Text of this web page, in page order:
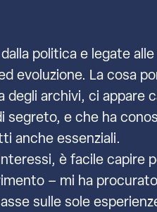
politica e legate alle
evoluzione. La cosa
archivi, ci appare
segreto, e che ha
anche essenziali.
è facile capire
– mi ha
sulle sole